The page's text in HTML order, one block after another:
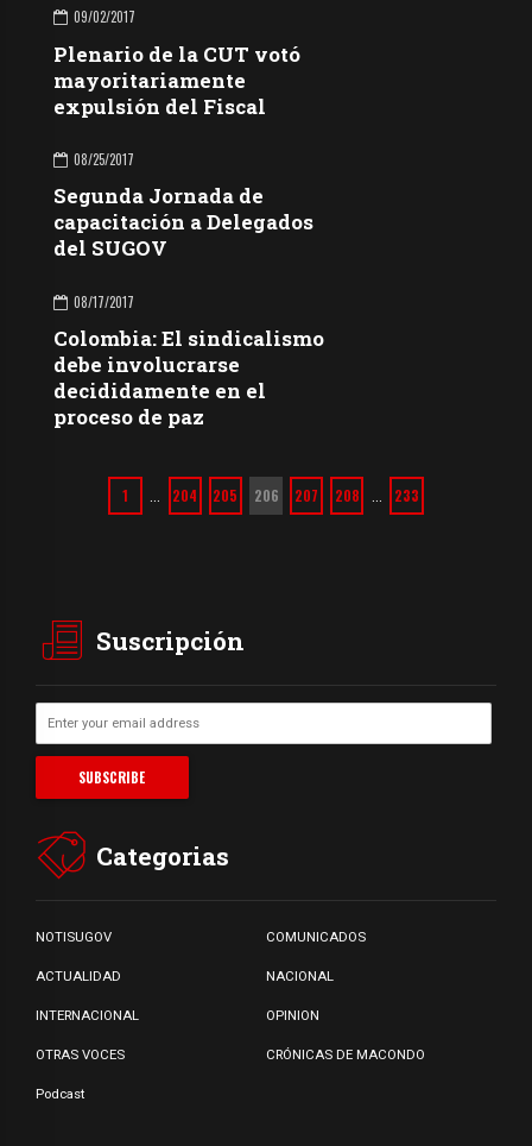
09/02/2017
Plenario de la CUT votó
mayoritariamente
expulsión del Fiscal
08/25/2017
Segunda Jornada de
capacitación a Delegados
del SUGOV
08/17/2017
Colombia: El sindicalismo
debe involucrarse
decididamente en el
proceso de paz
1 204 205 206 207 208 233
Suscripción
Categorias
NOTISUGOV COMUNICADOS
ACTUALIDAD NACIONAL
INTERNACIONAL OPINION
OTRAS VOCES CRÓNICAS DE MACONDO
Podcast